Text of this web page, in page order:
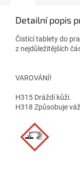
Detailní popis
Čistící tablety do
z nejdůležitějších
VAROVÁNÍ!
H315 Dráždí kůži.
H318 Způsobuje